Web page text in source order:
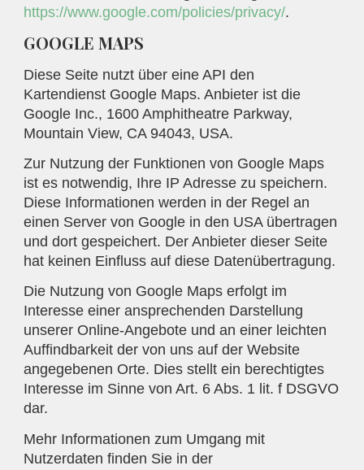
https://www.google.com/policies/privacy/.
GOOGLE MAPS
Diese Seite nutzt über eine API den
Kartendienst Google Maps. Anbieter ist die
Google Inc., 1600 Amphitheatre Parkway,
Mountain View, CA 94043, USA.
Zur Nutzung der Funktionen von Google Maps
ist es notwendig, Ihre IP Adresse zu speichern.
Diese Informationen werden in der Regel an
einen Server von Google in den USA übertragen
und dort gespeichert. Der Anbieter dieser Seite
hat keinen Einfluss auf diese Datenübertragung.
Die Nutzung von Google Maps erfolgt im
Interesse einer ansprechenden Darstellung
unserer Online-Angebote und an einer leichten
Auffindbarkeit der von uns auf der Website
angegebenen Orte. Dies stellt ein berechtigtes
Interesse im Sinne von Art. 6 Abs. 1 lit. f DSGVO
dar.
Mehr Informationen zum Umgang mit
Nutzerdaten finden Sie in der